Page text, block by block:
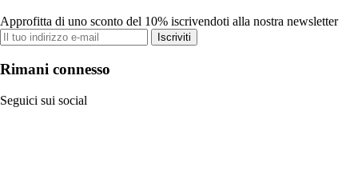
Approfitta di uno sconto del 10% iscrivendoti alla nostra newsletter
Iscriviti
Rimani connesso
Seguici sui social